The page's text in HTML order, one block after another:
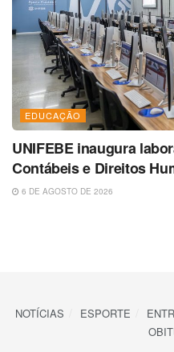
EDUCAÇÃO
UNIFEBE inaugura
Contábeis e Direitos
6 DE AGOSTO DE 2026
NOTÍCIAS ESPORTE